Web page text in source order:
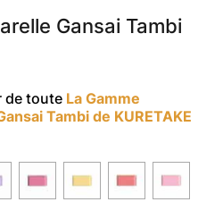
Gansai Tambi
de toute La Gamme
Tambi de KURETAKE